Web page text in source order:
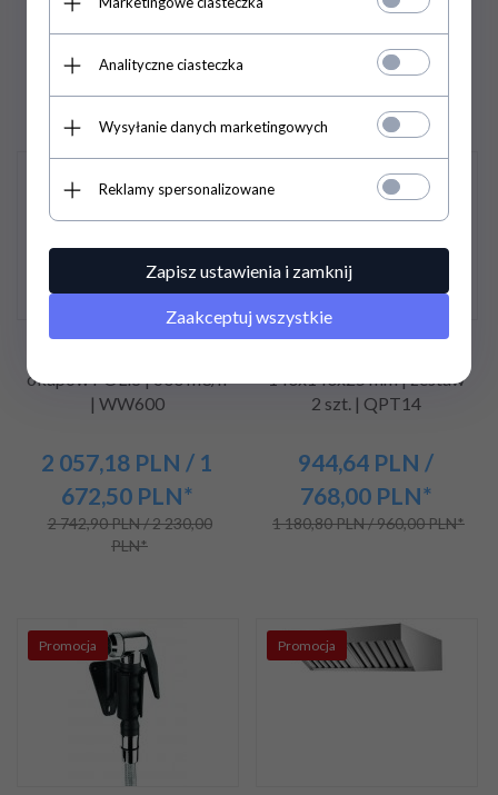
062,50PLN*
18 142,50 PLN / 14 750,00
PLN*
402,50PLN*
21 980,10 PLN / 17 870,00
PLN*
Promocja
okapów POLIS | 600 m3/h
| WW600
2 057,18 PLN / 1
672,50 PLN*
2 742,90 PLN / 2 230,00
PLN*
140x140x25 mm | zestaw
2 szt. | QPT14
944,64 PLN /
768,00 PLN*
1 180,80 PLN / 960,00 PLN*
Promocja Promocja
Analityczne ciasteczka
Wysyłanie danych marketingowych
Reklamy spersonalizowane
Zapisz ustawienia i zamknij
Zaakceptuj wszystkie